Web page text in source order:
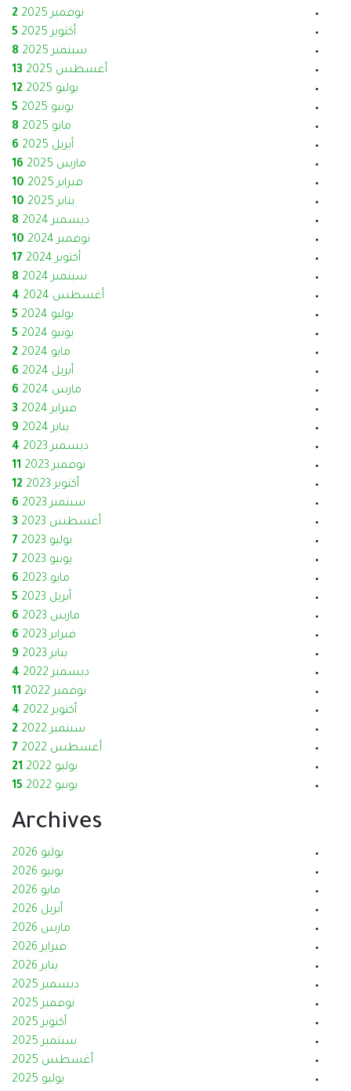
نوفمبر 2025
2
أكتوبر 2025
5
سبتمبر 2025
8
أغسطس 2025
13
يوليو 2025
12
يونيو 2025
5
مايو 2025
8
أبريل 2025
6
مارس 2025
16
فبراير 2025
10
يناير 2025
10
ديسمبر 2024
8
نوفمبر 2024
10
أكتوبر 2024
17
سبتمبر 2024
8
أغسطس 2024
4
يوليو 2024
5
يونيو 2024
5
مايو 2024
2
أبريل 2024
6
مارس 2024
6
فبراير 2024
3
يناير 2024
9
ديسمبر 2023
4
نوفمبر 2023
11
أكتوبر 2023
12
سبتمبر 2023
6
أغسطس 2023
3
يوليو 2023
7
يونيو 2023
7
مايو 2023
6
أبريل 2023
5
مارس 2023
6
فبراير 2023
6
يناير 2023
9
ديسمبر 2022
4
نوفمبر 2022
11
أكتوبر 2022
4
سبتمبر 2022
2
أغسطس 2022
7
يوليو 2022
21
يونيو 2022
15
Archives
يوليو 2026
يونيو 2026
مايو 2026
أبريل 2026
مارس 2026
فبراير 2026
يناير 2026
ديسمبر 2025
نوفمبر 2025
أكتوبر 2025
سبتمبر 2025
أغسطس 2025
يوليو 2025